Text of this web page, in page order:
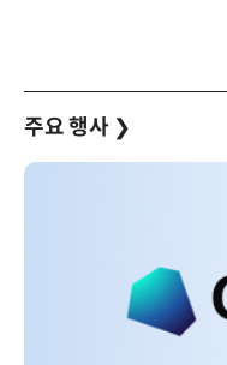
주요 행사 ❯